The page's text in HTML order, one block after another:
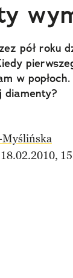
pół roku
w
diamenty?
Myślińska
twitter
do przyjaciela